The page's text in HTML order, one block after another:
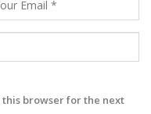
this browser for the next